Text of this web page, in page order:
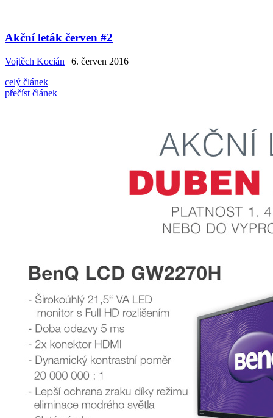
Akční leták červen #2
Vojtěch Kocián | 6. červen 2016
celý článek
přečíst článek